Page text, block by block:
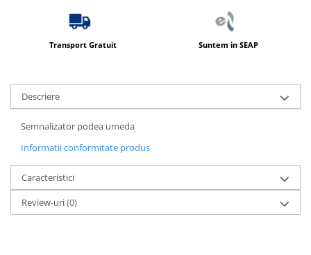
Produse ingrijire personala
Crema de corp
Sampon si gel de dus
Sapun solid
Cearceaf hartie & cearceaf hartie
Hartie igienica
Transport Gratuit Suntem in SEAP
Descriere
Semnalizator podea umeda
Informatii conformitate produs
Caracteristici
Review-uri(0)